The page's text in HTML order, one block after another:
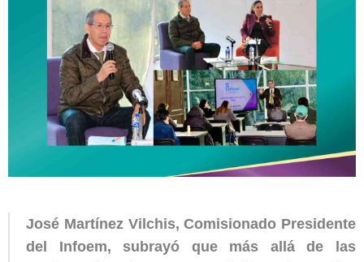
José Martínez Vilchis, Comisionado Presidente
del Infoem, subrayó que más allá de las